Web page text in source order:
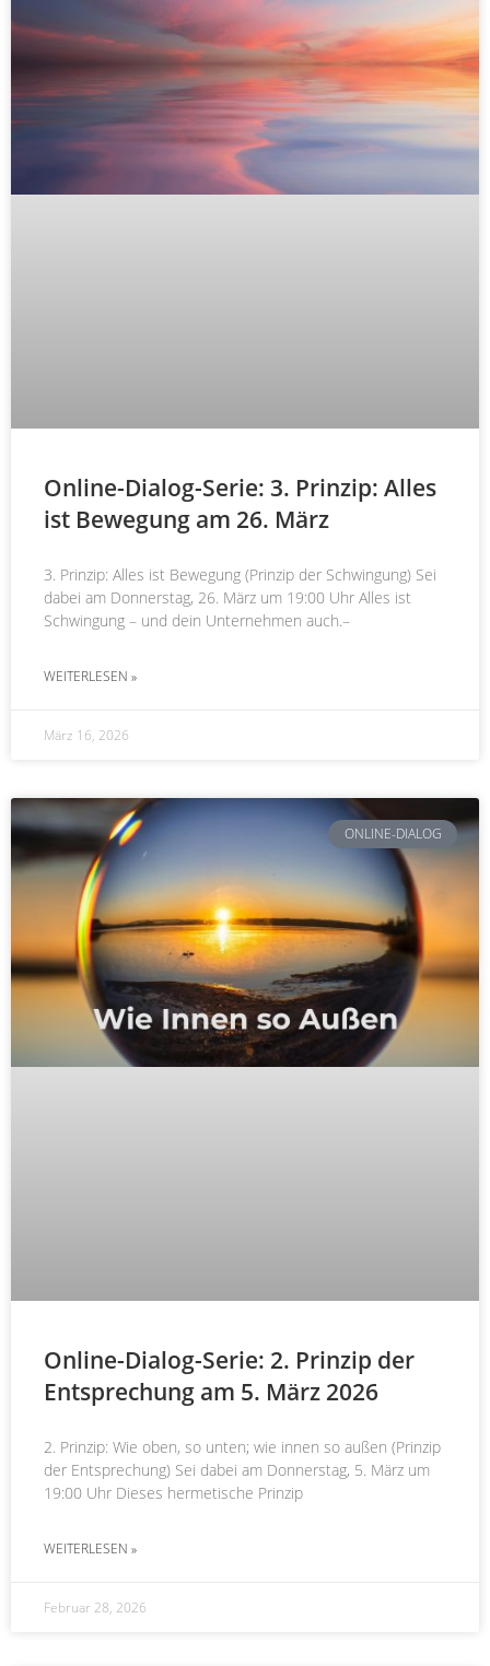
Online-Dialog-Serie: 3. Prinzip: Alles
ist Bewegung am 26. März
3. Prinzip: Alles ist Bewegung (Prinzip der Schwingung) Sei
dabei am Donnerstag, 26. März um 19:00 Uhr Alles ist
Schwingung – und dein Unternehmen auch.–
WEITERLESEN »
März 16, 2026
ONLINE-DIALOG
Online-Dialog-Serie: 2. Prinzip der
Entsprechung am 5. März 2026
2. Prinzip: Wie oben, so unten; wie innen so außen (Prinzip
der Entsprechung) Sei dabei am Donnerstag, 5. März um
19:00 Uhr Dieses hermetische Prinzip
WEITERLESEN »
Februar 28, 2026